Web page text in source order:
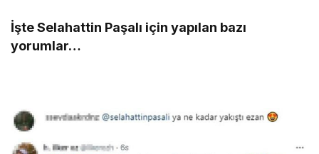
İşte Selahattin Paşalı için yapılan bazı
yorumlar…